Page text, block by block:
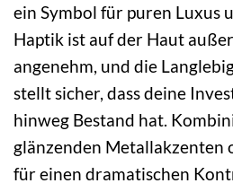
ein Symbol für puren Luxus
Haptik ist auf der Haut
angenehm, und die
stellt sicher, dass deine
hinweg Bestand hat.
glänzenden Metallakzenten
für einen dramatischen